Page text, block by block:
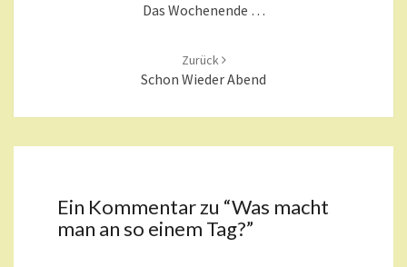
Das Wochenende …
Zurück
Schon Wieder Abend
Ein Kommentar zu “Was macht
man an so einem Tag?”